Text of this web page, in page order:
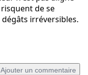
de se
irréversibles.
Ajouter un commentaire